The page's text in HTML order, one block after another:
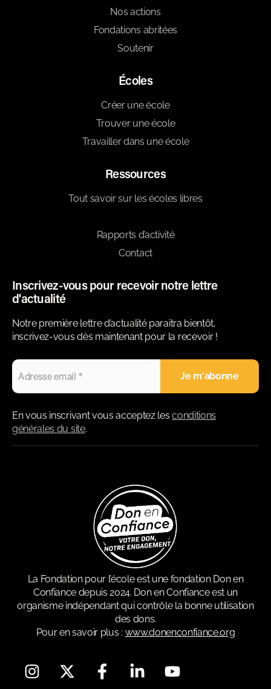
Nos actions
Fondations abritées
Soutenir
Écoles
Créer une école
Trouver une école
Travailler dans une école
Ressources
Tout savoir sur les écoles libres
Rapports d’activité
Contact
Inscrivez-vous pour recevoir notre lettre
d'actualité
Notre première lettre d’actualité paraitra bientôt,
inscrivez-vous dès maintenant pour la recevoir !
En vous inscrivant vous acceptez lesconditions
générales du site.
La Fondation pour l’école est une fondation Don en
Confiance depuis 2024. Don en Confiance est un
organisme indépendant qui contrôle la bonne utilisation
des dons.
Pour en savoir plus : www.donenconfiance.org